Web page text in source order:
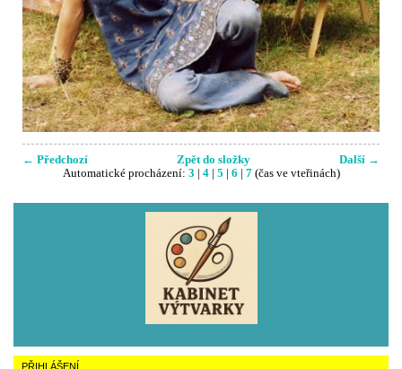
← Předchozí Další →
Zpět do složky
Automatické procházení: 3 4| 5 6 7(čas ve vteřinách)
PŘIHLÁŠENÍ